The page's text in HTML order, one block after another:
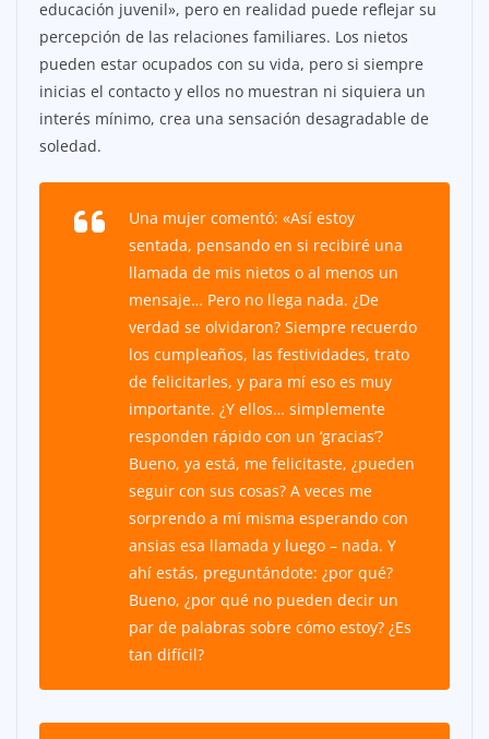
educación juvenil», pero en realidad puede reflejar su
percepción de las relaciones familiares. Los nietos
pueden estar ocupados con su vida, pero si siempre
inicias el contacto y ellos no muestran ni siquiera un
interés mínimo, crea una sensación desagradable de
soledad.
Una mujer comentó: «Así estoy
sentada, pensando en si recibiré una
llamada de mis nietos o al menos un
mensaje… Pero no llega nada. ¿De
verdad se olvidaron? Siempre recuerdo
los cumpleaños, las festividades, trato
de felicitarles, y para mí eso es muy
importante. ¿Y ellos… simplemente
responden rápido con un ‘gracias’?
Bueno, ya está, me felicitaste, ¿pueden
seguir con sus cosas? A veces me
sorprendo a mí misma esperando con
ansias esa llamada y luego – nada. Y
ahí estás, preguntándote: ¿por qué?
Bueno, ¿por qué no pueden decir un
par de palabras sobre cómo estoy? ¿Es
tan difícil?